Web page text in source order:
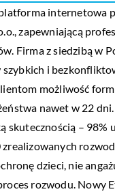
internetowa
zapewniającą
Firma z siedzibą w
szybkich i
możliwość
nawet w 22
skutecznością – 98%
zrealizowanych
dzieci, nie
rozwodu. Nowy